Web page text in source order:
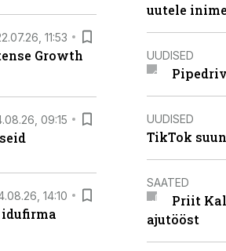
11:53
Growth
09:15
14:10
uutele
UUDISED
UUDISED
TikTok
SAATED
Priit
ajutööst